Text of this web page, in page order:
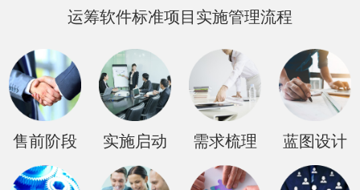
运筹软件标准项目实施管理流程
售前阶段 实施启动 需求梳理 蓝图设计